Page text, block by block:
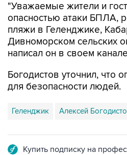
"Уважаемые жители и
опасностью атаки БПЛА,
пляжи в Геленджике,
Дивноморском сельских
написал он в своем
Богодистов уточнил, что
для безопасности людей.
Геленджик Алексей
Купить подписку на